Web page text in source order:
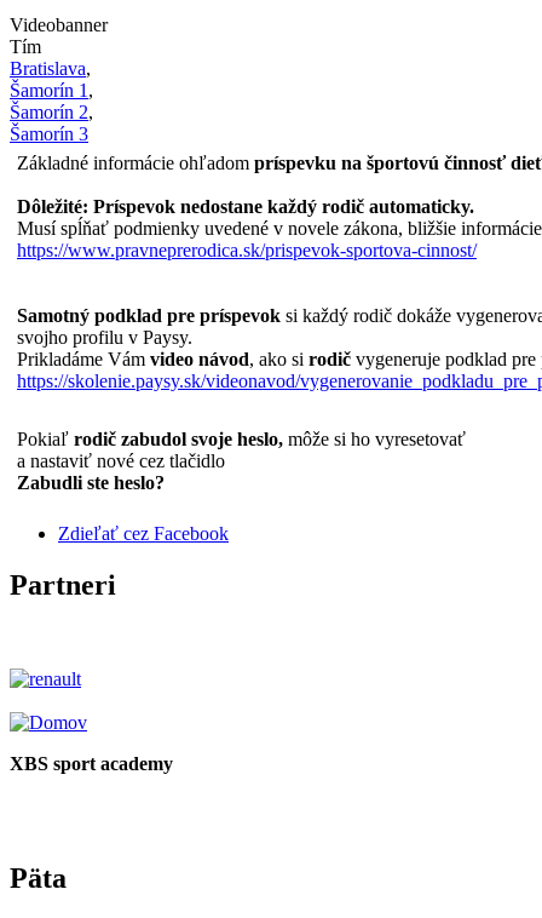
Videobanner
Tím
Bratislava,
Šamorín 1 ,
Šamorín 2,
Šamorín 3
Základné informácie ohľadom príspevku na športovú činnosť
Dôležité: Príspevok nedostane každý rodič automaticky.
Musí spĺňať podmienky uvedené v novele zákona, bližšie
https://www.pravneprerodica.sk/prispevok-sportova-cinnost/
Samotný podklad pre príspevok si každý rodič dokáže
svojho profilu v Paysy.
Prikladáme Vám video návod, ako si rodič vygeneruje podklad pre
https://skolenie.paysy.sk/videonavod/
Pokiaľ rodič zabudol svoje heslo, môže si ho vyresetovať
a nastaviť nové cez tlačidlo
Zabudli ste heslo?
Zdieľať cez Facebook
Partneri
XBS sport academy
Päta